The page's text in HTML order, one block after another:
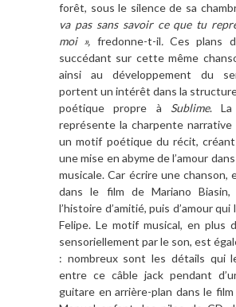
forêt, sous le silence de sa
va pas sans savoir ce que tu
moi », fredonne-t-il.Ces plans
succédant sur cette même
ainsi au développement du
portent un intérêt dans la
poétique propre à Sublime. La
représente la charpente
un motif poétique du récit,
une mise en abyme de l’amour
musicale. Car écrire une chanson,
dans le film de Mariano Biasin,
l’histoire d’amitié, puis d’amour
Felipe. Le motif musical, en plus
sensoriellement par le son, est
: nombreux sont les détails qui
entre ce câble jack pendant
guitare en arrière-plan dans le film